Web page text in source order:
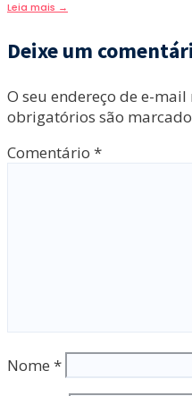
Leia mais →
Deixe um
O seu endereço de e-
obrigatórios são
Comentário *
Nome *